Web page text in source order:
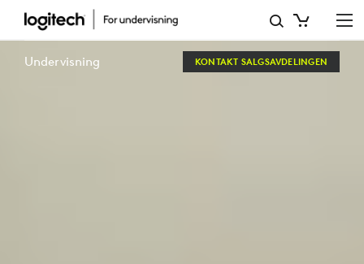
LOGITECH
EDUCATION
Undervisning KONTAKT SALGSAVDELINGEN